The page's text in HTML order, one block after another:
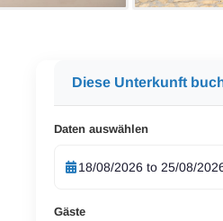
Diese Unterkunft
Daten auswählen
Gäste